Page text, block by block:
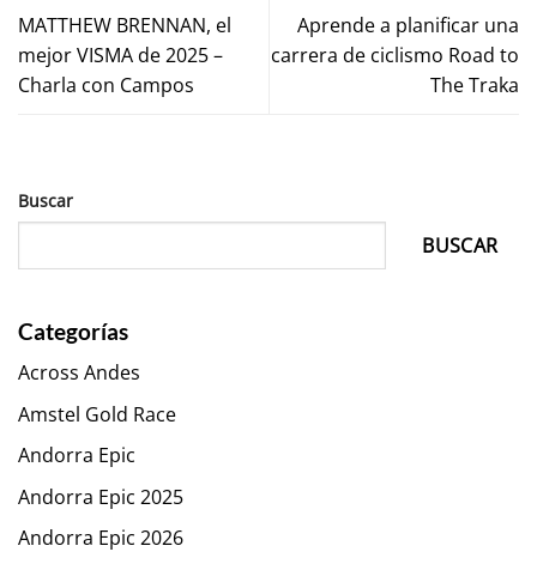
MATTHEW BRENNAN, el
mejor VISMA de 2025 –
Charla con Campos
Aprende a planificar una
carrera de ciclismo Road to
The Traka
Buscar
BUSCAR
Categorías
Across Andes
Amstel Gold Race
Andorra Epic
Andorra Epic 2025
Andorra Epic 2026